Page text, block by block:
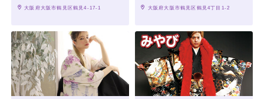
大阪府大阪市鶴見区鶴見4-17-1 大阪府大阪市鶴見区鶴見4丁目1-2